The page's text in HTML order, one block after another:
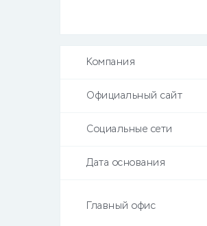
Компания
Официальный сайт
Социальные сети
Дата основания
Главный офис